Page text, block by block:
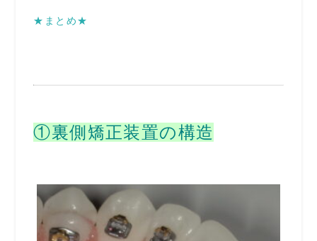
★まとめ★
①裏側矯正装置の構造